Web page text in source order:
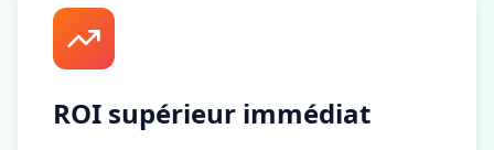
ROI supérieur immédiat